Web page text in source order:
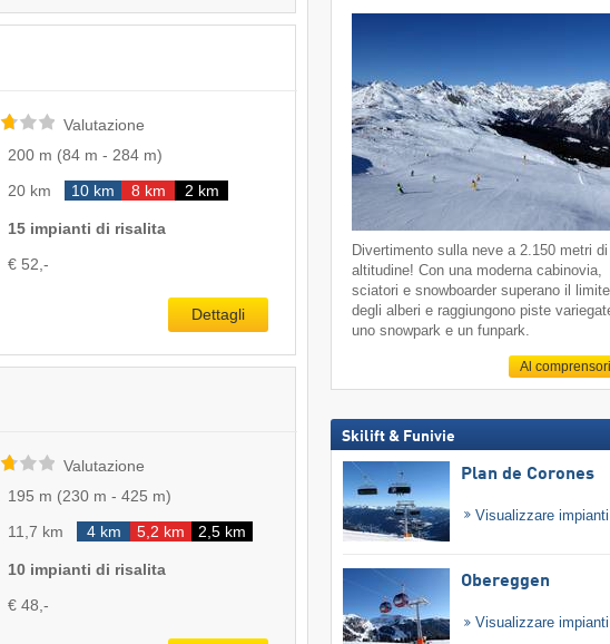
Valutazione
200 m (84 m - 284 m)
20 km
10 km 8 km 2 km
15 impianti di risalita
€ 52,-
Dettagli
Valutazione
195 m (230 m - 425 m)
11,7 km
4 km 5,2 km 2,5 km
10 impianti di risalita
€ 48,-
Divertimento sulla neve a 2.150 metri di
altitudine! Con una moderna cabinovia,
sciatori e snowboarder superano il limite
degli alberi e raggiungono piste
uno snowpark e un funpark.
Al
Skilift & Funivie
Plan de Corones
Visualizzare
Obereggen
Visualizzare